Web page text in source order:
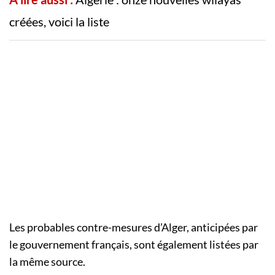
créées, voici la liste
Les probables contre-mesures d’Alger, anticipées par
le gouvernement français, sont également listées par
la même source.